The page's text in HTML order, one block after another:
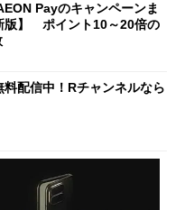
Payのキャンペーンま
版】 ポイント10～20倍の
料配信中！Rチャンネルなら